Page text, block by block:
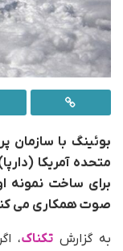
بوئینگ با سازمان
متحده آمریکا
برای ساخت نمونه
صوت همکاری می
به گزارشتکناک،